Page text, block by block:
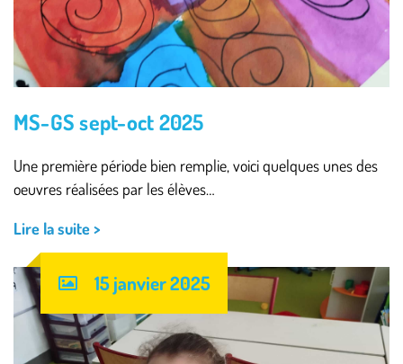
MS-GS sept-oct 2025
Une première période bien remplie, voici quelques unes des
oeuvres réalisées par les élèves…
Lire la suite >
15 janvier 2025